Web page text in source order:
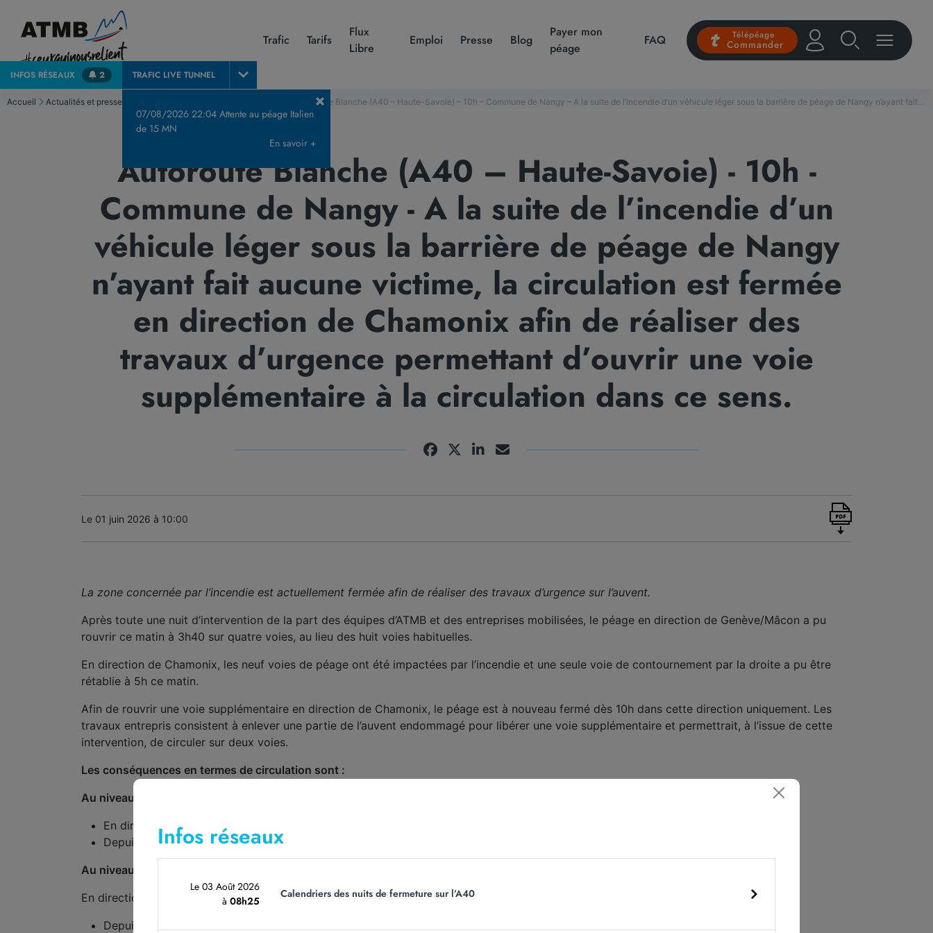
Trafic Tarifs
Flux
Libre
Emploi Presse Blog
Payer mon
péage
FAQ Télépéage
Commander
INFOS RÉSEAUX 2 TRAFIC LIVE TUNNEL
07/08/2026 22:04 Attente au péage Italien
de 15 MN
En savoir +
Accueil Actualités et presse Autoroute Blanche (A40 – Haute-Savoie) – 10h – Commune de Nangy – A la suite de l’incendie d’un véhicule léger sous la barrière de péage de Nangy n’ayant fait aucune victime, la circulation est fermée en direction de Chamonix afin de réaliser des travaux d’urgence permettant d’ouvrir une voie supplémentaire à la circulation dans ce sens.
Autoroute Blanche (A40 – Haute-Savoie) - 10h -
Commune de Nangy - A la suite de l’incendie d’un
véhicule léger sous la barrière de péage de Nangy
n’ayant fait aucune victime, la circulation est fermée
en direction de Chamonix afin de réaliser des
travaux d’urgence permettant d’ouvrir une voie
supplémentaire à la circulation dans ce sens.
Le 01 juin 2026 à 10:00
La zone concernée par l’incendie est actuellement fermée afin de réaliser des travaux d’urgence sur l’auvent.
Après toute une nuit d’intervention de la part des équipes d’ATMB et des entreprises mobilisées, le péage en direction de Genève/Mâcon a pu
rouvrir ce matin à 3h40 sur quatre voies, au lieu des huit voies habituelles.
En direction de Chamonix, les neuf voies de péage ont été impactées par l’incendie et une seule voie de contournement par la droite a pu être
rétablie à 5h ce matin.
Afin de rouvrir une voie supplémentaire en direction de Chamonix, le péage est à nouveau fermé dès 10h dans cette direction uniquement. Les
travaux entrepris consistent à enlever une partie de l’auvent endommagé pour libérer une voie supplémentaire et permettrait, à l’issue de cette
intervention, de circuler sur deux voies.
Les conséquences en termes de circulation sont :
Au niveau local :
En direction de Chamonix, sortie obligatoire à Annemasse n° 14 pour reprendre l’A40 à Vallée Verte N°15
Depuis Saint-Julien-en-Genevois, prendre A41/A410
Au niveau régional :
En direction de Vallée de l’Arve/Chamonix/Tunnel du Mont Blanc :
Depuis Mâcon/Lyon, prendre A43/A41/A410
Infos réseaux
Le 03 Août 2026
à08h25
Calendriers des nuits de fermeture sur l’A40